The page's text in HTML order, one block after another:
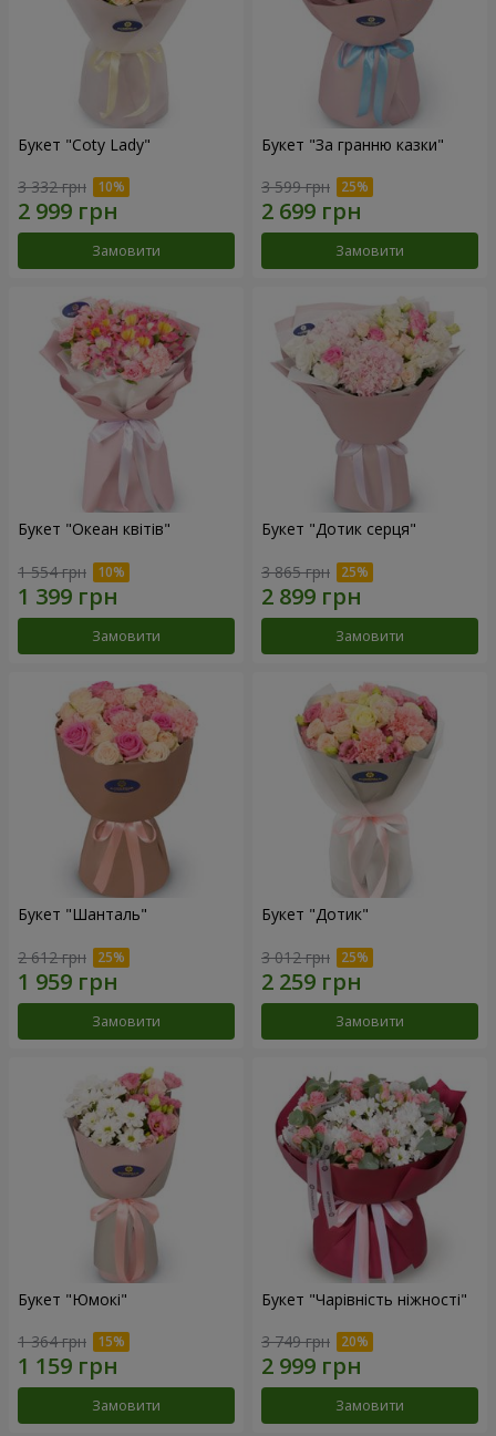
Букет "Coty Lady"
3 332 грн
Замовити
Букет "За гранню казки"
3 599 грн
Замовити
Букет "Океан квітів"
1 554 грн
Замовити
Букет "Дотик серця"
3 865 грн
Замовити
Букет "Шанталь"
2 612 грн
Замовити
Букет "Дотик"
3 012 грн
Замовити
Букет "Юмокі"
1 364 грн
Замовити
Букет "Чарівність ніжності"
3 749 грн
Замовити